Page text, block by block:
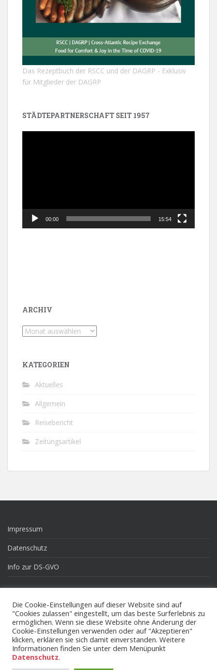
Das Rezeptbuch der RSCC und der DAGRP - Exklusiv
für Mitglieder der DAGRP
STÄDTEPARTNERSCHAFT SEIT 1957
00:00 15:54
ARCHIV
Archiv
KATEGORIEN
Aktuelles
Allgemein
Reisebericht
Zeitungsartikel
Impressum
Datenschutz
Info zur DS-GVO
Pinneberg.de
Rockville Sister Citys Corporation
Die Cookie-Einstellungen auf dieser Website sind auf
"Cookies zulassen" eingestellt, um das beste Surferlebnis zu
ermöglichen. Wenn sie diese Website ohne Änderung der
Cookie-Einstellungen verwenden oder auf "Akzeptieren"
klicken, erklären sie sich damit einverstanden. Weitere
Informationen finden Sie unter dem Menüpunkt
Datenschutz.